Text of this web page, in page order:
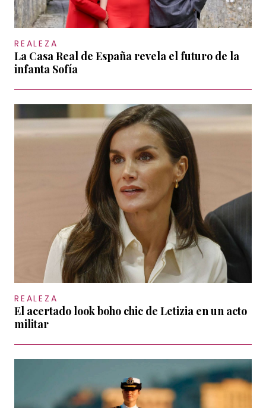
REALEZA
La Casa Real de España revela el futuro de la
infanta Sofía
REALEZA
El acertado look boho chic de Letizia en un acto
militar